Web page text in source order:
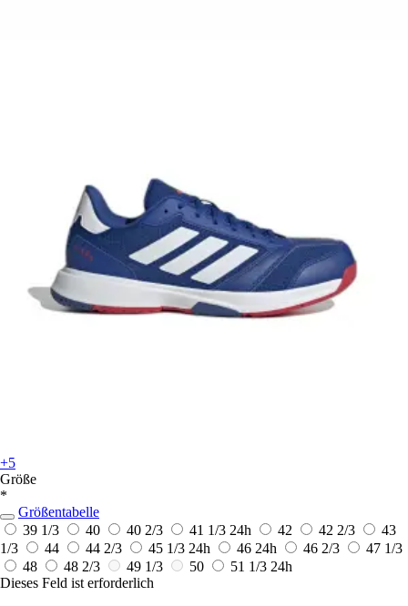
+5
Größe
*
Größentabelle
39 1/3
40 40 2/3 41 1/3 24h 42 42 2/3
43
1/3
44 44 2/3 45 1/3 24h 46 24h 46 2/3
47 1/3
48
48 2/3 49 1/3 50 51 1/3 24h
Dieses Feld ist erforderlich